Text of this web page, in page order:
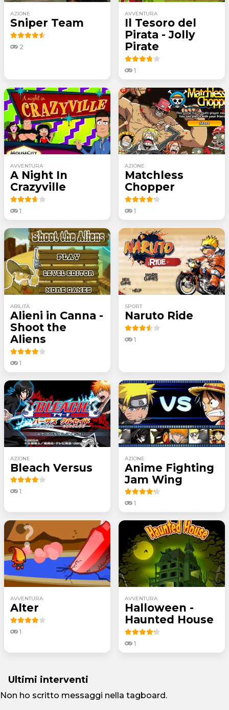
AZIONE
Sniper Team
2
AVVENTURA
Il Tesoro del
Pirata - Jolly
Pirate
1
AVVENTURA
A Night In
Crazyville
1
AZIONE
Matchless
Chopper
1
ABILITÀ
Alieni in Canna -
Shoot the
Aliens
1
SPORT
Naruto Ride
1
AZIONE
Bleach Versus
1
AZIONE
Anime Fighting
Jam Wing
1
AVVENTURA
Alter
1
AVVENTURA
Halloween -
Haunted House
1
Ultimi interventi
Non ho scritto messaggi nella tagboard.